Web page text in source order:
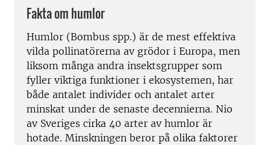
Fakta om humlor
Humlor (Bombus spp.) är de mest effektiva
vilda pollinatörerna av grödor i Europa, men
liksom många andra insektsgrupper som
fyller viktiga funktioner i ekosystemen, har
både antalet individer och antalet arter
minskat under de senaste decennierna. Nio
av Sveriges cirka 40 arter av humlor är
hotade. Minskningen beror på olika faktorer